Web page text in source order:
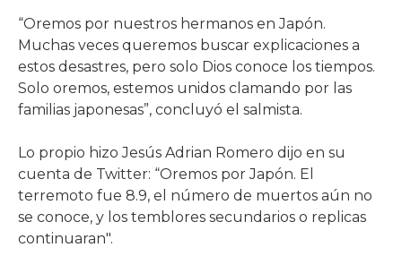
“Oremos por nuestros hermanos en Japón.
Muchas veces queremos buscar explicaciones a
estos desastres, pero solo Dios conoce los tiempos.
Solo oremos, estemos unidos clamando por las
familias japonesas”, concluyó el salmista.
Lo propio hizo Jesús Adrian Romero dijo en su
cuenta de Twitter: “Oremos por Japón. El
terremoto fue 8.9, el número de muertos aún no
se conoce, y los temblores secundarios o replicas
continuaran".